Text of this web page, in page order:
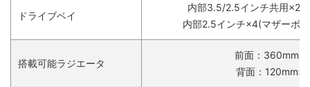
ドライブベイ
内部3.5/2.5インチ共用
内部2.5インチ×4(マザーボ
搭載可能ラジエータ
前面：360mm×1
背面：120mm×1